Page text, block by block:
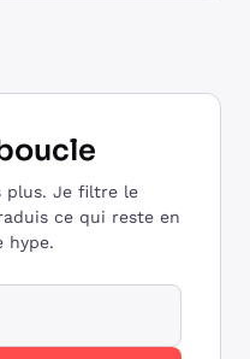
plus. Je filtre le
ce qui reste en
hype.